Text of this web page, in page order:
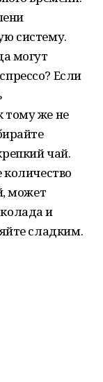
систему.
могут
Если
тому же не
чай.
может
и
сладким.